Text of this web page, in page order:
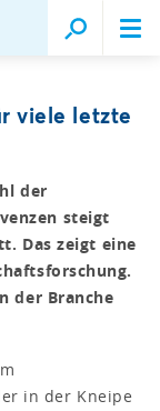
viele letzte
der
steigt
Das zeigt eine
der Branche
in der Kneipe